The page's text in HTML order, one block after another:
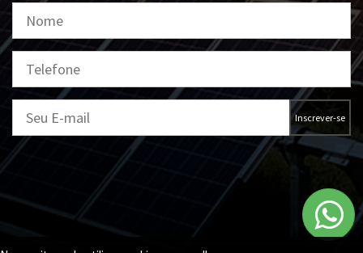
Inscrever-se